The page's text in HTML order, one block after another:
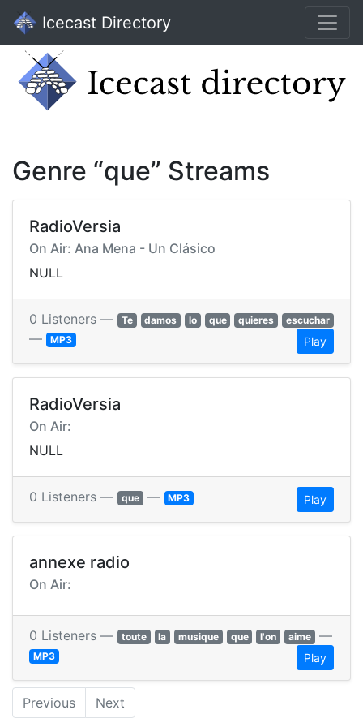
Icecast Directory
Genre “que” Streams
RadioVersia
On Air: Ana Mena - Un Clásico
NULL
0 Listeners — Te damos lo que quieres escuchar
— MP3 Play
RadioVersia
On Air:
NULL
0 Listeners — que — MP3 Play
annexe radio
On Air:
0 Listeners — toute la musique que l'on aime —
MP3 Play
Previous Next